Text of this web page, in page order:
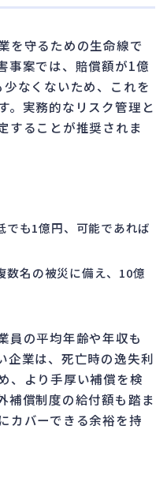
を守るための生命線で
事案では、賠償額が1億
なくないため、これを
。実務的なリスク管理と
することが推奨されま
でも1億円、可能であれば
数名の被災に備え、10億
員の平均年齢や年収も
企業は、死亡時の逸失利
、より手厚い補償を検
補償制度の給付額も踏ま
カバーできる余裕を持